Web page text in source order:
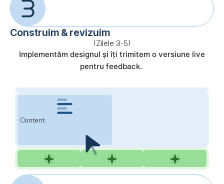
Construim & revizuim
(Zilele 3-5)
Implementăm designul și îți trimitem o versiune live
pentru feedback.
Content